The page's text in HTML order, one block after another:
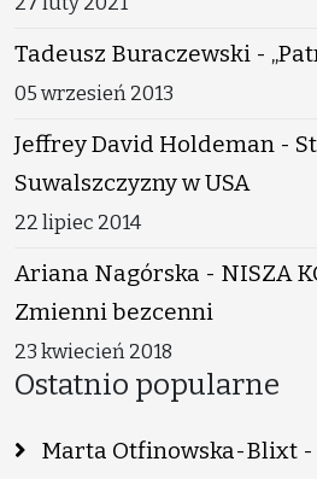
Tadeusz Buraczewski -
05 wrzesień 2013
Jeffrey David Holdeman -
Suwalszczyzny w USA
22 lipiec 2014
Ariana Nagórska - NISZA
Zmienni bezcenni
23 kwiecień 2018
Ostatnio popularne
Marta Otfinowska-Blixt